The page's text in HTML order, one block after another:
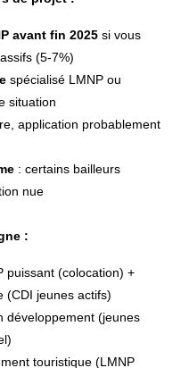
avant fin 2025 si vous
(5-7%)
spécialisé LMNP ou
situation
application probablement
: certains bailleurs
nue
:
puissant (colocation) +
(CDI jeunes actifs)
développement (jeunes
touristique (LMNP